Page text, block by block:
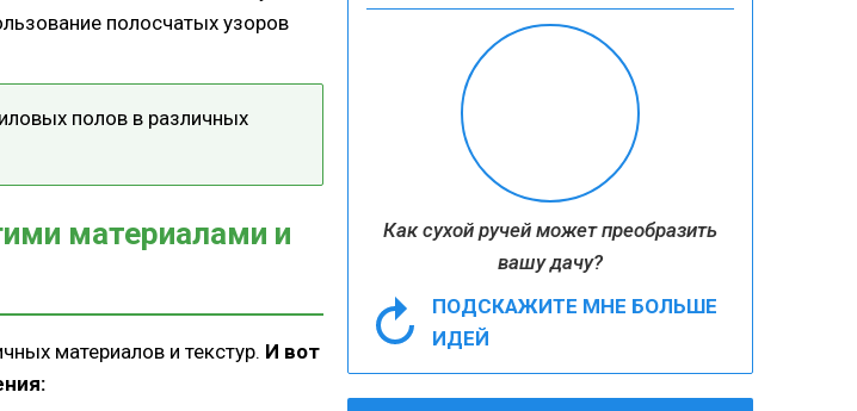
Как сухой ручей может преобразить
вашу дачу?
ПОДСКАЖИТЕ МНЕ БОЛЬШЕ
ИДЕЙ
полосчатых узоров
полов в различных
материалами и
материалов и текстур. И вот